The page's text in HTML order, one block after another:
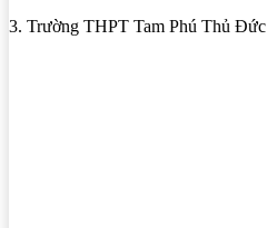
3. Trường THPT Tam Phú Thủ Đức